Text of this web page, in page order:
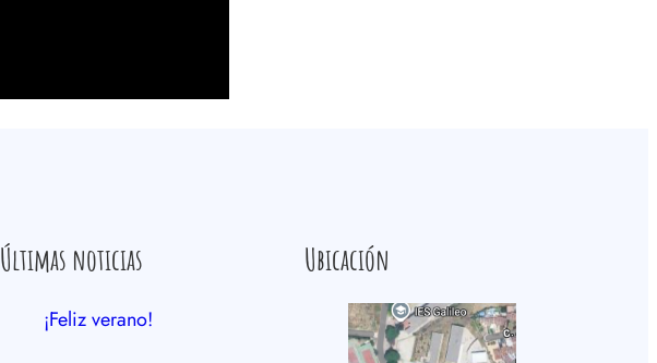
Últimas noticias
¡Feliz verano!
Ubicación